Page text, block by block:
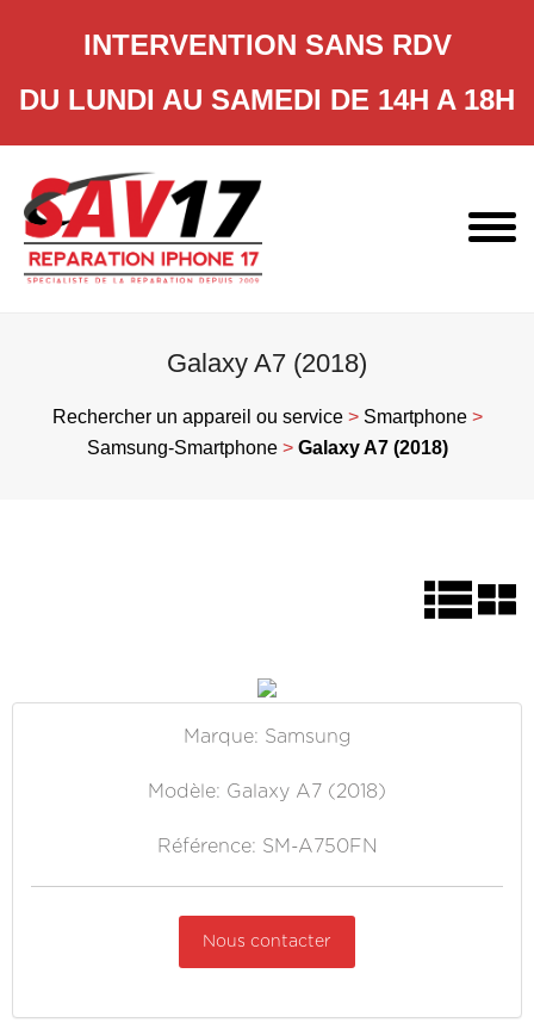
INTERVENTION SANS RDV
DU LUNDI AU SAMEDI DE 14H A 18H
content
Galaxy A7 (2018)
Rechercher un appareil ou service> Smartphone>
Samsung-Smartphone> Galaxy A7 (2018)
Marque: Samsung
Modèle: Galaxy A7 (2018)
Référence: SM-A750FN
Nous contacter